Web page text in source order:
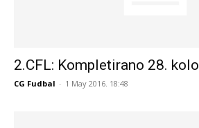
2.CFL: Kompletirano 28. kolo
CG Fudbal - 1 May 2016. 18:48